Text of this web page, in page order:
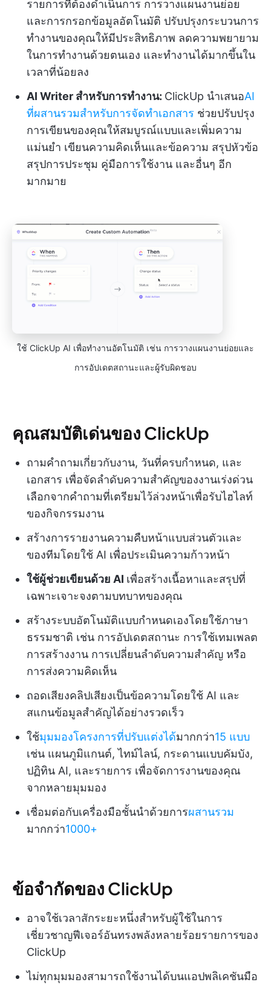
รายการที่ต้องดำเนินการ การวางแผนงานย่อย
และการกรอกข้อมูลอัตโนมัติ ปรับปรุงกระบวนการ
ทำงานของคุณให้มีประสิทธิภาพ ลดความพยายาม
ในการทำงานด้วยตนเอง และทำงานได้มากขึ้นใน
เวลาที่น้อยลง
AI Writer สำหรับการทำงาน: ClickUp นำเสนอAI
ที่ผสานรวมสำหรับการจัดทำเอกสาร ช่วยปรับปรุง
การเขียนของคุณให้สมบูรณ์แบบและเพิ่มความ
แม่นยำ เขียนความคิดเห็นและข้อความ สรุปหัวข้อ
สรุปการประชุม คู่มือการใช้งาน และอื่นๆ อีก
มากมาย
ใช้ ClickUp AI เพื่อทำงานอัตโนมัติ เช่น การวางแผนงานย่อยและ
การอัปเดตสถานะและผู้รับผิดชอบ
คุณสมบัติเด่นของ ClickUp
ถามคำถามเกี่ยวกับงาน, วันที่ครบกำหนด, และ
เอกสาร เพื่อจัดลำดับความสำคัญของงานเร่งด่วน
เลือกจากคำถามที่เตรียมไว้ล่วงหน้าเพื่อรับไฮไลท์
ของกิจกรรมงาน
สร้างการรายงานความคืบหน้าแบบส่วนตัวและ
ของทีมโดยใช้ AI เพื่อประเมินความก้าวหน้า
ใช้ผู้ช่วยเขียนด้วย AI เพื่อสร้างเนื้อหาและสรุปที่
เฉพาะเจาะจงตามบทบาทของคุณ
สร้างระบบอัตโนมัติแบบกำหนดเองโดยใช้ภาษา
ธรรมชาติ เช่น การอัปเดตสถานะ การใช้เทมเพลต
การสร้างงาน การเปลี่ยนลำดับความสำคัญ หรือ
การส่งความคิดเห็น
ถอดเสียงคลิปเสียงเป็นข้อความโดยใช้ AI และ
สแกนข้อมูลสำคัญได้อย่างรวดเร็ว
ใช้มุมมองโครงการที่ปรับแต่งได้มากกว่า15 แบบ
เช่น แผนภูมิแกนต์, ไทม์ไลน์, กระดานแบบคัมบัง,
ปฏิทิน AI, และรายการ เพื่อจัดการงานของคุณ
จากหลายมุมมอง
เชื่อมต่อกับเครื่องมือชั้นนำด้วยการผสานรวม
มากกว่า1000+
ข้อจำกัดของ ClickUp
อาจใช้เวลาสักระยะหนึ่งสำหรับผู้ใช้ในการ
เชี่ยวชาญฟีเจอร์อันทรงพลังหลายร้อยรายการของ
ClickUp
ไม่ทุกมุมมองสามารถใช้งานได้บนแอปพลิเคชันมือ